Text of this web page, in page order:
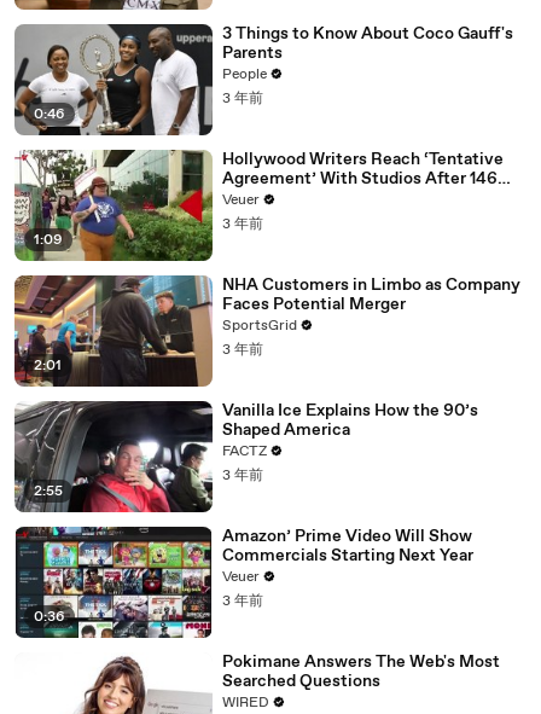
0:46
3 Things to Know About Coco Gauff's
Parents
People
3 年前
1:09
Hollywood Writers Reach ‘Tentative
Agreement’ With Studios After 146
Day Strike
Veuer
3 年前
2:01
NHA Customers in Limbo as Company
Faces Potential Merger
SportsGrid
3 年前
2:55
Vanilla Ice Explains How the 90’s
Shaped America
FACTZ
3 年前
0:36
Amazon’ Prime Video Will Show
Commercials Starting Next Year
Veuer
3 年前
Pokimane Answers The Web's Most
Searched Questions
WIRED